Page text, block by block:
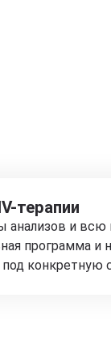
терапии
анализов и
программа и
конкретную